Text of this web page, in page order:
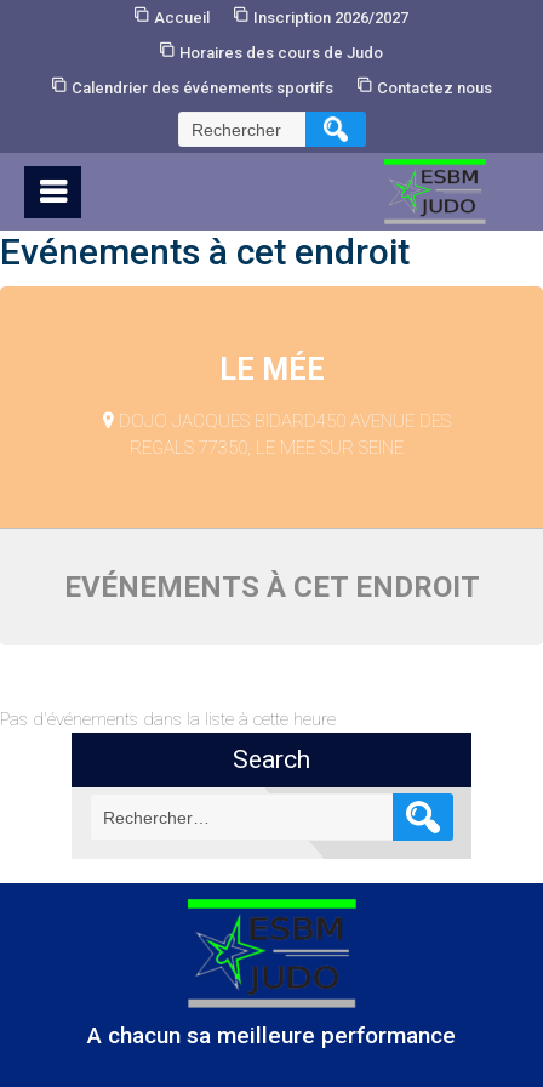
Accueil
Inscription 2026/2027
Horaires des cours de Judo
Calendrier des événements sportifs
Contactez nous
Rechercher :
Evénements à cet endroit
LE MÉE
DOJO JACQUES BIDARD450 AVENUE DES
REGALS 77350, LE MEE SUR SEINE
EVÉNEMENTS À CET ENDROIT
Pas d'événements dans la liste à cette heure
Search
A chacun sa meilleure performance